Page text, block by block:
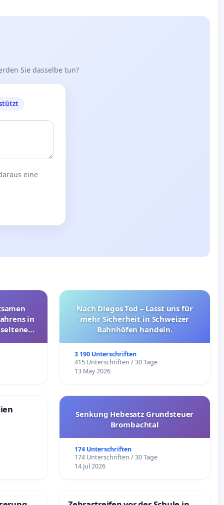
Sie dasselbe tun?
eine
in
Nach Diegos Tod – Lasst uns für
mehr Sicherheit in Schweizer
Bahnhöfen handeln.
3 190 Unterschriften
415 Unterschriften / 30 Tage
13 May 2026
Senkung Hebesatz Grundsteuer
Brombachtal
174 Unterschriften
174 Unterschriften / 30 Tage
14 Jul 2026